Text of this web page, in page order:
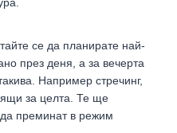
се да планирате най-
през деня, а за вечерта
Например стречинг,
за целта. Те ще
преминат в режим